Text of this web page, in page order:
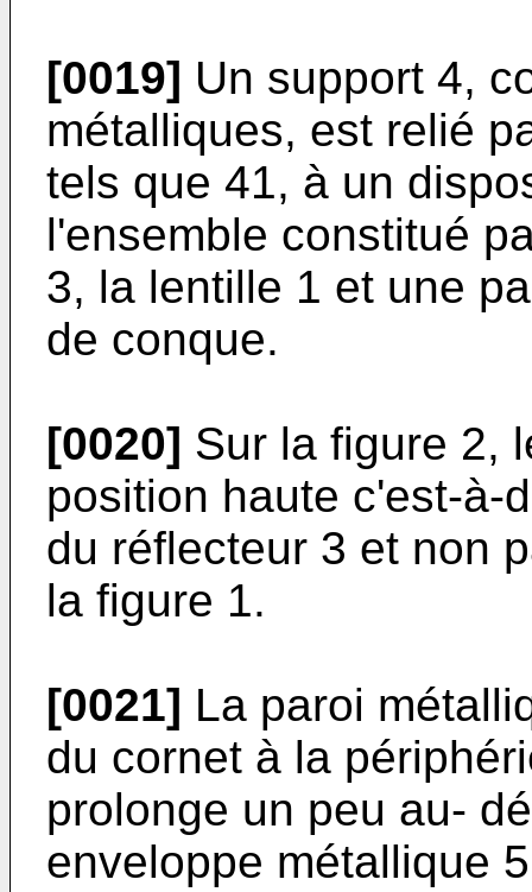
[0019] Un support 4,
métalliques, est relié
tels que 41, à un
l'ensemble constitué
3, la lentille 1 et une
de conque.
[0020] Sur la figure 2,
position haute c'est-à-
du réflecteur 3 et non
la figure 1.
[0021] La paroi
du cornet à la
prolonge un peu au-
enveloppe métallique